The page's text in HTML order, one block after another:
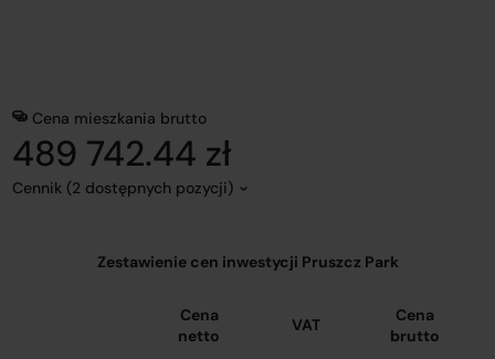
Cena mieszkania brutto
489 742.44 zł
Cennik (2 dostępnych pozycji)
Zestawienie cen inwestycji Pruszcz Park
Cena
netto
VAT
Cena
brutto